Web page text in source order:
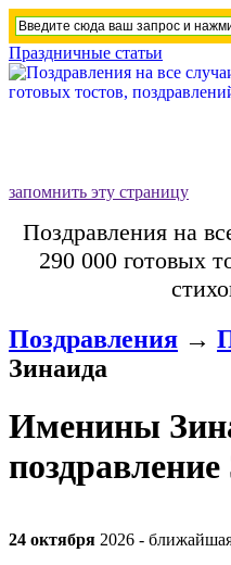
Праздничные статьи
запомнить эту страницу
Поздравления на
290 000 готовых
Поздравления →
Зинаида
Именины
24 октября 2026 -